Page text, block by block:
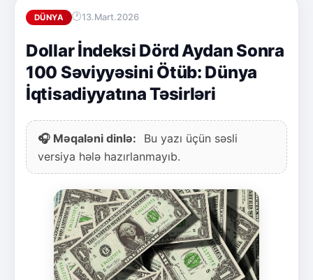
DÜNYA 13.Mart.2026
Dollar İndeksi Dörd Aydan Sonra
100 Səviyyəsini Ötüb: Dünya
İqtisadiyyatına Təsirləri
🎧 Məqaləni dinlə:
Bu yazı üçün səsli
versiya hələ hazırlanmayıb.